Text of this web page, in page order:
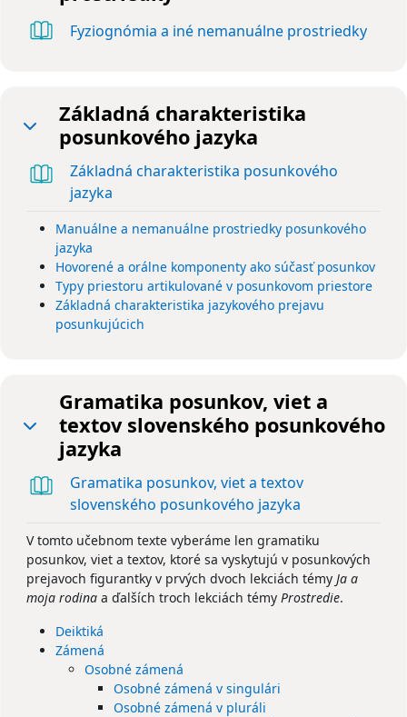
Fyziognómia a iné nemanuálne prostriedkyKniha
Zbaliť
Základná charakteristika
posunkového jazyka
Základná charakteristika posunkového
jazyka
Manuálne a nemanuálne prostriedky posunkového
jazyka
Hovorené a orálne komponenty ako súčasť posunkov
Typy priestoru artikulované v posunkovom priestore
Základná charakteristika jazykového prejavu
posunkujúcich
Zbaliť
Gramatika posunkov, viet a
textov slovenského posunkového
jazyka
Gramatika posunkov, viet a textov
slovenského posunkového jazyka
V tomto učebnom texte vyberáme len gramatiku
posunkov, viet a textov, ktoré sa vyskytujú v posunkových
prejavoch figurantky v prvých dvoch lekciách témy Ja a
moja rodina a ďalších troch lekciách témy Prostredie.
Deiktiká
Zámená
Osobné zámená
Osobné zámená v singulári
Osobné zámená v pluráli